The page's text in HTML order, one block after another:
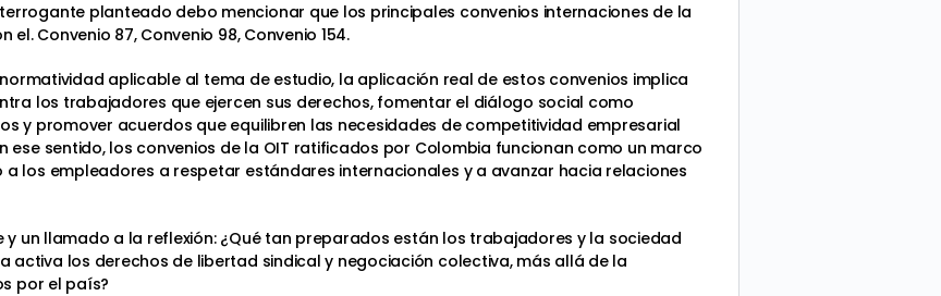
planteado debo mencionar que los principales convenios internaciones de la
Convenio 87, Convenio 98, Convenio 154.
aplicable al tema de estudio, la aplicación real de estos convenios implica
los trabajadores que ejercen sus derechos, fomentar el diálogo social como
y promover acuerdos que equilibren las necesidades de competitividad empresarial
ese sentido, los convenios de la OIT ratificados por Colombia funcionan como un marco
los empleadores a respetar estándares internacionales y a avanzar hacia relaciones
un llamado a la reflexión: ¿Qué tan preparados están los trabajadores y la sociedad
activa los derechos de libertad sindical y negociación colectiva, más allá de la
por el país?